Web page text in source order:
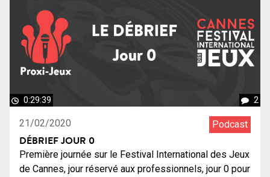
0:29:39 2
21/02/2020 Podcast
DÉBRIEF JOUR 0
Première journée sur le Festival International des Jeux
de Cannes, jour réservé aux professionnels, jour 0 pour